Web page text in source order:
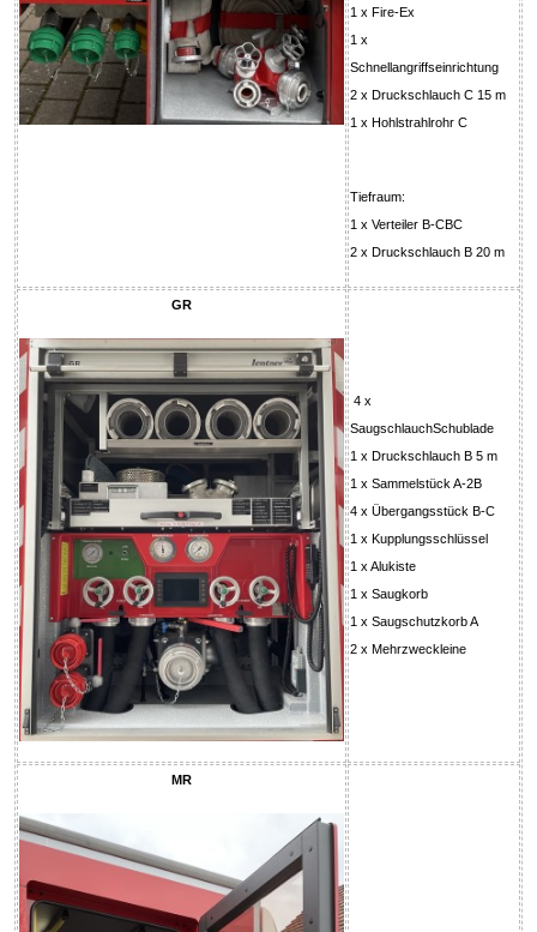
1 x Fire-Ex
1 x
Schnellangriffseinrichtung
2 x Druckschlauch C 15 m
1 x Hohlstrahlrohr C
Tiefraum:
1 x Verteiler B-CBC
2 x Druckschlauch B 20 m
GR
4 x
SaugschlauchSchublade
1 x Druckschlauch B 5 m
1 x Sammelstück A-2B
4 x Übergangsstück B-C
1 x Kupplungsschlüssel
1 x Alukiste
1 x Saugkorb
1 x Saugschutzkorb A
2 x Mehrzweckleine
MR